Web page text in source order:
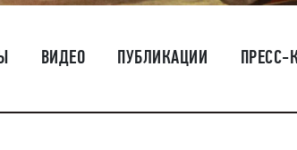
ВИДЕО ПУБЛИКАЦИИ ПРЕСС-